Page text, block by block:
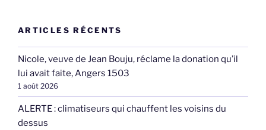
ARTICLES RÉCENTS
Nicole, veuve de Jean Bouju, réclame la donation qu’il
lui avait faite, Angers 1503
1 août 2026
ALERTE : climatiseurs qui chauffent les voisins du
dessus